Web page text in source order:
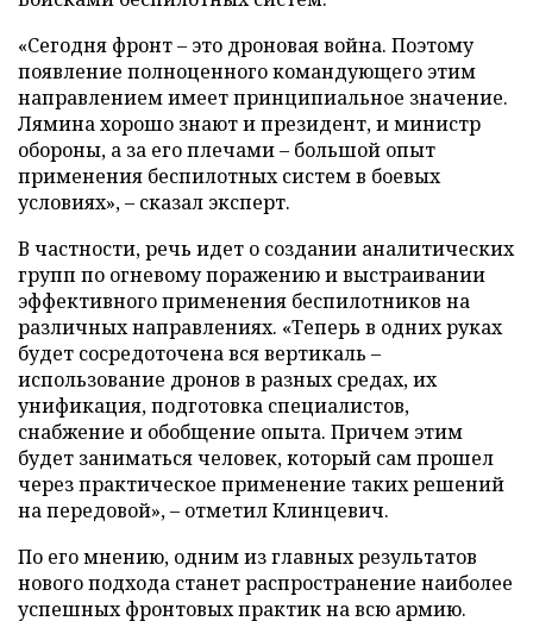
«Сегодня фронт – это дроновая война. Поэтому
появление полноценного командующего этим
направлением имеет принципиальное значение.
Лямина хорошо знают и президент, и министр
обороны, а за его плечами – большой опыт
применения беспилотных систем в боевых
условиях», – сказал эксперт.
В частности, речь идет о создании аналитических
групп по огневому поражению и выстраивании
эффективного применения беспилотников на
различных направлениях. «Теперь в одних руках
будет сосредоточена вся вертикаль –
использование дронов в разных средах, их
унификация, подготовка специалистов,
снабжение и обобщение опыта. Причем этим
будет заниматься человек, который сам прошел
через практическое применение таких решений
на передовой», – отметил Клинцевич.
По его мнению, одним из главных результатов
нового подхода станет распространение наиболее
успешных фронтовых практик на всю армию.